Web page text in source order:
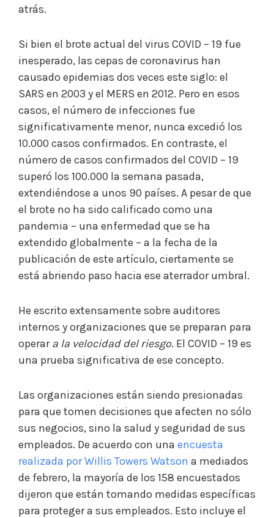
atrás.
Si bien el brote actual del virus COVID – 19 fue
inesperado, las cepas de coronavirus han
causado epidemias dos veces este siglo: el
SARS en 2003 y el MERS en 2012. Pero en esos
casos, el número de infecciones fue
significativamente menor, nunca excedió los
10.000 casos confirmados. En contraste, el
número de casos confirmados del COVID – 19
superó los 100.000 la semana pasada,
extendiéndose a unos 90 países. A pesar de que
el brote no ha sido calificado como una
pandemia – una enfermedad que se ha
extendido globalmente – a la fecha de la
publicación de este artículo, ciertamente se
está abriendo paso hacia ese aterrador umbral.
He escrito extensamente sobre auditores
internos y organizaciones que se preparan para
operar a la velocidad del riesgo. El COVID – 19 es
una prueba significativa de ese concepto.
Las organizaciones están siendo presionadas
para que tomen decisiones que afecten no sólo
sus negocios, sino la salud y seguridad de sus
empleados. De acuerdo con una encuesta
realizada por Willis Towers Watson a mediados
de febrero, la mayoría de los 158 encuestados
dijeron que están tomando medidas específicas
para proteger a sus empleados. Esto incluye el